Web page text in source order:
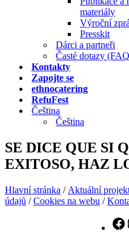
materiály
Výroční
Presskit
Dárci a partneři
Časté dotazy
Kontakty
Zapojte se
ethnocatering
RefuFest
Čeština
Čeština
SE DICE QUE SI
EXITOSO, HAZ
Hlavní stránka / Aktuální
údajů /Cookies na webu /